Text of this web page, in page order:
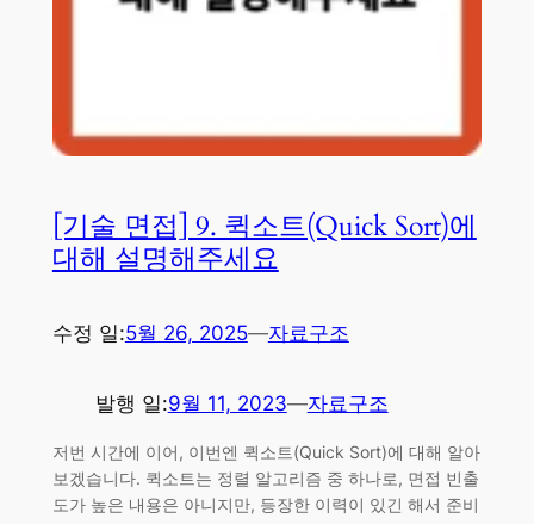
[기술 면접] 9. 퀵소트(Quick Sort)에
대해 설명해주세요
수정 일:5월 26, 2025—자료구조
발행 일:9월 11, 2023—자료구조
저번 시간에 이어, 이번엔 퀵소트(Quick Sort)에 대해 알아
보겠습니다. 퀵소트는 정렬 알고리즘 중 하나로, 면접 빈출
도가 높은 내용은 아니지만, 등장한 이력이 있긴 해서 준비